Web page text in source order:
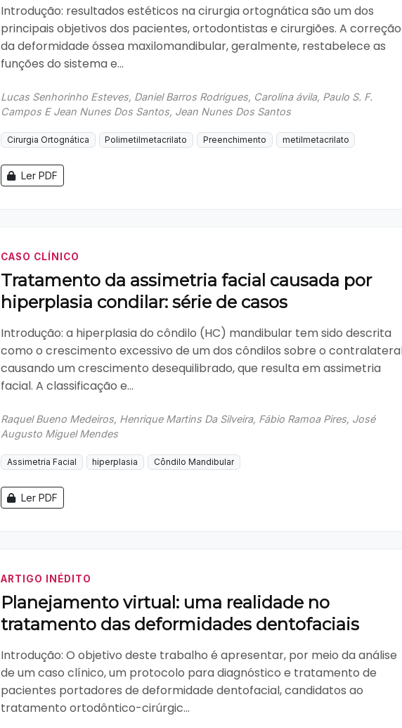
Introdução: resultados estéticos na cirurgia ortognática são um dos
principais objetivos dos pacientes, ortodontistas e cirurgiões. A correção
da deformidade óssea maxilomandibular, geralmente, restabelece as
funções do sistema e...
Lucas Senhorinho Esteves, Daniel Barros Rodrigues, Carolina ávila, Paulo S. F.
Campos E Jean Nunes Dos Santos, Jean Nunes Dos Santos
Cirurgia Ortognática Polimetilmetacrilato Preenchimento metilmetacrilato
Ler PDF
CASO CLÍNICO
Tratamento da assimetria facial causada por
hiperplasia condilar: série de casos
Introdução: a hiperplasia do côndilo (HC) mandibular tem sido descrita
como o crescimento excessivo de um dos côndilos sobre o
causando um crescimento desequilibrado, que resulta em assimetria
facial. A classificação e...
Raquel Bueno Medeiros, Henrique Martins Da Silveira, Fábio Ramoa Pires, José
Augusto Miguel Mendes
Assimetria Facial hiperplasia Côndilo Mandibular
Ler PDF
ARTIGO INÉDITO
Planejamento virtual: uma realidade no
tratamento das deformidades dentofaciais
Introdução: O objetivo deste trabalho é apresentar, por meio da análise
de um caso clínico, um protocolo para diagnóstico e tratamento de
pacientes portadores de deformidade dentofacial, candidatos ao
tratamento ortodôntico-cirúrgic...